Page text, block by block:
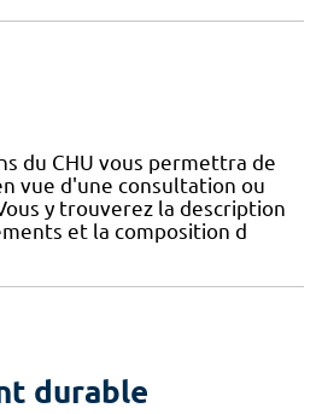
du CHU vous permettra de
vue d'une consultation ou
y trouverez la description
et la composition d
durable